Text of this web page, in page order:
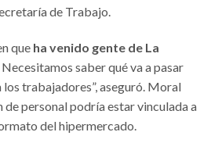
de Trabajo.
que ha venido gente de La
. Necesitamos saber qué va a pasar
trabajadores”, aseguró. Moral
de personal podría estar vinculada a
del hipermercado.